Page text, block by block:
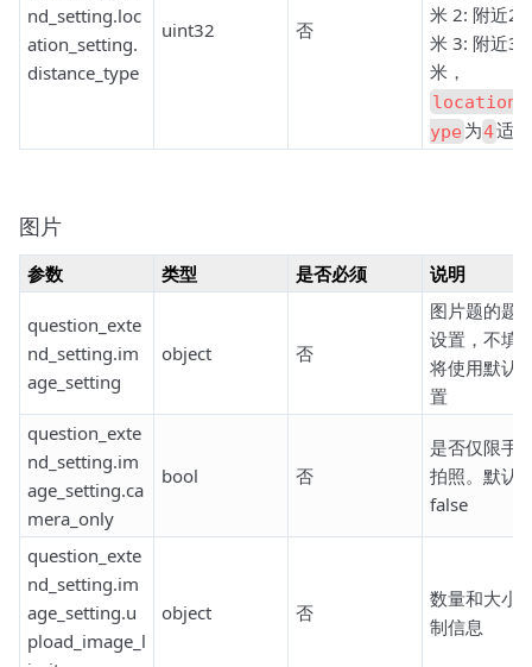
nd_setting.loc
ation_setting.
distance_type
uint32 否
米 2: 附近
米 3: 附近
米，
ype 为4适用
图片
参数 类型 是否必须 说明
question_exte
nd_setting.im
age_setting
object 否
图片题的题
设置，不填
将使用默认
置
question_exte
nd_setting.im
age_setting.ca
mera_only
bool 否
是否仅限手
拍照。默认
false
question_exte
nd_setting.im
age_setting.u
pload_image_l
object 否
数量和大小
制信息